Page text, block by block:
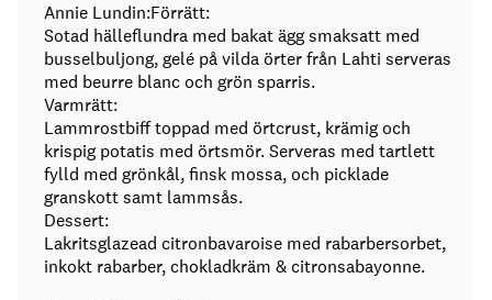
Annie Lundin:Förrätt:
Sotad hälleflundra med bakat ägg smaksatt med
busselbuljong, gelé på vilda örter från Lahti serveras
med beurre blanc och grön sparris.
Varmrätt:
Lammrostbiff toppad med örtcrust, krämig och
krispig potatis med örtsmör. Serveras med tartlett
fylld med grönkål, finsk mossa, och picklade
granskott samt lammsås.
Dessert:
Lakritsglazead citronbavaroise med rabarbersorbet,
inkokt rabarber, chokladkräm & citronsabayonne.